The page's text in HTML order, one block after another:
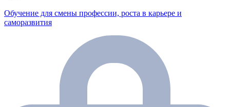
Обучение для смены профессии, роста в карьере и
саморазвития